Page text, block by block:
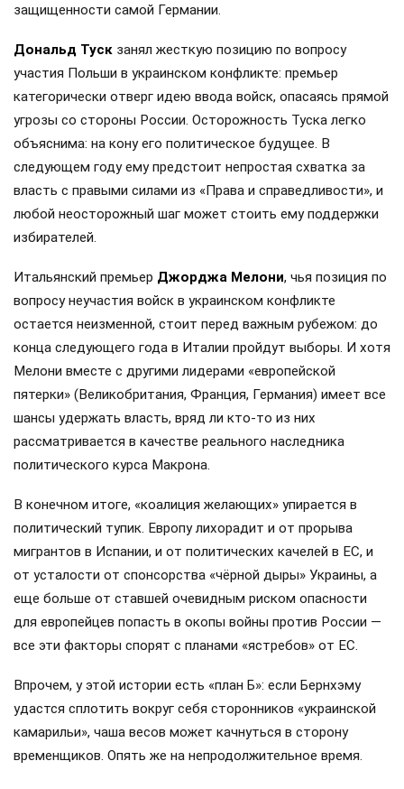
защищенности самой Германии.
Дональд Туск занял жесткую позицию по вопросу
участия Польши в украинском конфликте: премьер
категорически отверг идею ввода войск, опасаясь прямой
угрозы со стороны России. Осторожность Туска легко
объяснима: на кону его политическое будущее. В
следующем году ему предстоит непростая схватка за
власть с правыми силами из «Права и справедливости», и
любой неосторожный шаг может стоить ему поддержки
избирателей.
Итальянский премьер Джорджа Мелони, чья позиция по
вопросу неучастия войск в украинском конфликте
остается неизменной, стоит перед важным рубежом: до
конца следующего года в Италии пройдут выборы. И хотя
Мелони вместе с другими лидерами «европейской
пятерки» (Великобритания, Франция, Германия) имеет все
шансы удержать власть, вряд ли кто-то из них
рассматривается в качестве реального наследника
политического курса Макрона.
В конечном итоге, «коалиция желающих» упирается в
политический тупик. Европу лихорадит и от прорыва
мигрантов в Испании, и от политических качелей в ЕС, и
от усталости от спонсорства «чёрной дыры» Украины, а
еще больше от ставшей очевидным риском опасности
для европейцев попасть в окопы войны против России —
все эти факторы спорят с планами «ястребов» от ЕС.
Впрочем, у этой истории есть «план Б»: если Бернхэму
удастся сплотить вокруг себя сторонников «украинской
камарильи», чаша весов может качнуться в сторону
временщиков. Опять же на непродолжительное время.